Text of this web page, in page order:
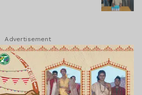
Advertisement